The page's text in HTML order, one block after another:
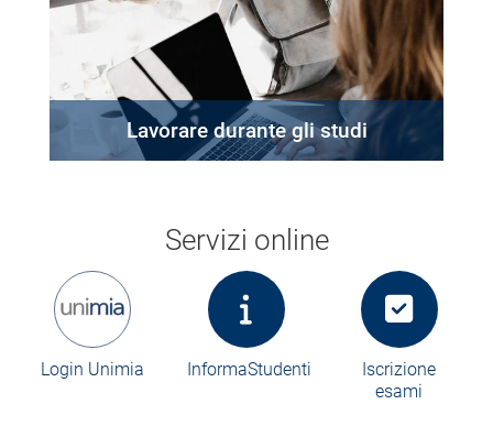
Lavorare durante gli studi
Servizi online
Login Unimia InformaStudenti
Iscrizione
esami